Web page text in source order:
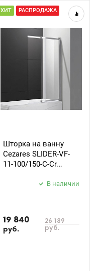
ХИТ РАСПРОДАЖА
Шторка на ванну
Cezares SLIDER-VF-
11-100/150-C-Cr
В наличии
19 840
руб.
26 189
руб.